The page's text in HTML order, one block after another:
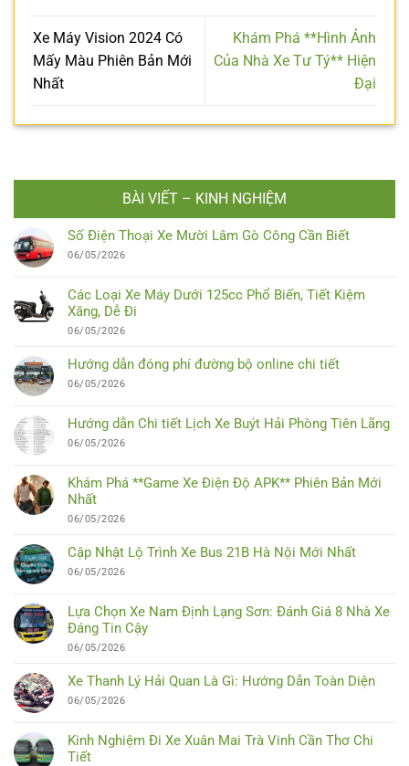
Xe Máy Vision 2024 Có
Mấy Màu Phiên Bản Mới
Nhất
Khám Phá **Hình Ảnh
Của Nhà Xe Tư Tý** Hiện
Đại
BÀI VIẾT – KINH NGHIỆM
Số Điện Thoại Xe Mười Lâm Gò Công Cần Biết
06/05/2026
Các Loại Xe Máy Dưới 125cc Phổ Biến, Tiết Kiệm
Xăng, Dễ Đi
06/05/2026
Hướng dẫn đóng phí đường bộ online chi tiết
06/05/2026
Hướng dẫn Chi tiết Lịch Xe Buýt Hải Phòng Tiên Lãng
06/05/2026
Khám Phá **Game Xe Điện Độ APK** Phiên Bản Mới
Nhất
06/05/2026
Cập Nhật Lộ Trình Xe Bus 21B Hà Nội Mới Nhất
06/05/2026
Lựa Chọn Xe Nam Định Lạng Sơn: Đánh Giá 8 Nhà Xe
Đáng Tin Cậy
06/05/2026
Xe Thanh Lý Hải Quan Là Gì: Hướng Dẫn Toàn Diện
06/05/2026
Kinh Nghiệm Đi Xe Xuân Mai Trà Vinh Cần Thơ Chi
Tiết